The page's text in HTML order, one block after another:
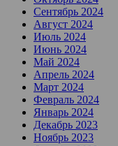
Сентябрь 2024
Август 2024
Июль 2024
Июнь 2024
Май 2024
Апрель 2024
Март 2024
Февраль 2024
Январь 2024
Декабрь 2023
Ноябрь 2023